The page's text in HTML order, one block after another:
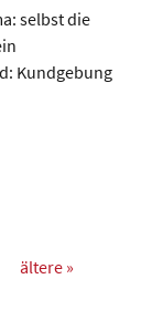
selbst die
Kundgebung
ältere »